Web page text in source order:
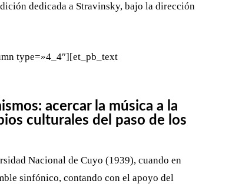
dedicada a Stravinsky, bajo la dirección
type=»4_4″][et_pb_text
acercar la música a la
culturales del paso de los
Nacional de Cuyo (1939), cuando en
sinfónico, contando con el apoyo del